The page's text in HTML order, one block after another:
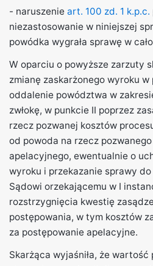
- naruszenie art. 100 zd. 1 k.p.c.
niezastosowanie w niniejszej
powódka wygrała sprawę w
W oparciu o powyższe zarzuty
zmianę zaskarżonego wyroku w
oddalenie powództwa w
zwłokę, w punkcie II poprzez
rzecz pozwanej kosztów
od powoda na rzecz
apelacyjnego, ewentualnie o
wyroku i przekazanie sprawy
Sądowi orzekającemu w I
rozstrzygnięcia kwestię
postępowania, w tym kosztów
za postępowanie apelacyjne.
Skarżąca wyjaśniła, że